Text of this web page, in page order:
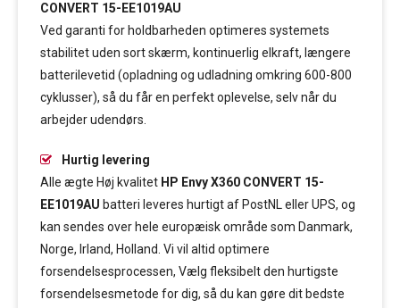
CONVERT 15-EE1019AU
Ved garanti for holdbarheden optimeres systemets
stabilitet uden sort skærm, kontinuerlig elkraft, længere
batterilevetid (opladning og udladning omkring 600-800
cyklusser), så du får en perfekt oplevelse, selv når du
arbejder udendørs.
Hurtig levering
Alle ægte Høj kvalitet HP Envy X360 CONVERT 15-
EE1019AU batteri leveres hurtigt af PostNL eller UPS, og
kan sendes over hele europæisk område som Danmark,
Norge, Irland, Holland. Vi vil altid optimere
forsendelsesprocessen, Vælg fleksibelt den hurtigste
forsendelsesmetode for dig, så du kan gøre dit bedste